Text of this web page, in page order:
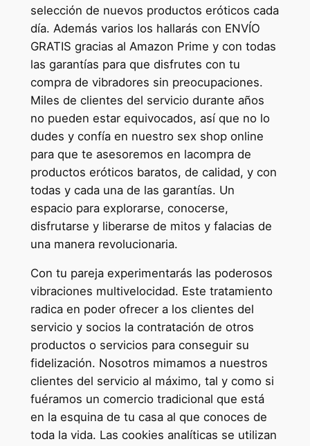
selección de nuevos productos eróticos cada
día. Además varios los hallarás con ENVÍO
GRATIS gracias al Amazon Prime y con todas
las garantías para que disfrutes con tu
compra de vibradores sin preocupaciones.
Miles de clientes del servicio durante años
no pueden estar equivocados, así que no lo
dudes y confía en nuestro sex shop online
para que te asesoremos en lacompra de
productos eróticos baratos, de calidad, y con
todas y cada una de las garantías. Un
espacio para explorarse, conocerse,
disfrutarse y liberarse de mitos y falacias de
una manera revolucionaria.
Con tu pareja experimentarás las poderosos
vibraciones multivelocidad. Este tratamiento
radica en poder ofrecer a los clientes del
servicio y socios la contratación de otros
productos o servicios para conseguir su
fidelización. Nosotros mimamos a nuestros
clientes del servicio al máximo, tal y como si
fuéramos un comercio tradicional que está
en la esquina de tu casa al que conoces de
toda la vida. Las cookies analíticas se utilizan